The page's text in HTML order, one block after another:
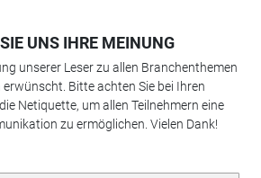
UNS IHRE MEINUNG
unserer Leser zu allen Branchenthemen
Bitte achten Sie bei Ihren
Netiquette, um allen Teilnehmern eine
zu ermöglichen. Vielen Dank!